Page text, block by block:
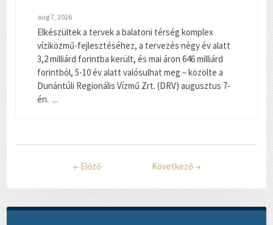
aug 7, 2026
Elkészültek a tervek a balatoni térség komplex
víziközmű-fejlesztéséhez, a tervezés négy év alatt
3,2 milliárd forintba került, és mai áron 646 milliárd
forintból, 5-10 év alatt valósulhat meg – közölte a
Dunántúli Regionális Vízmű Zrt. (DRV) augusztus 7-
én. ...
← Előző Következő→